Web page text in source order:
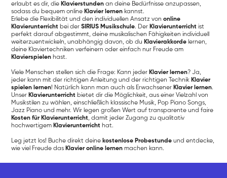
erlaubt es dir, die Klavierstunden an deine Bedürfnisse anzupassen,
sodass du bequem online Klavier lernen kannst.
Erlebe die Flexibilität und den individuellen Ansatz vononline
Klavierunterricht bei derSIRIUS Musikschule. Der Klavierunterricht ist
perfekt darauf abgestimmt, deine musikalischen Fähigkeiten individuell
weiterzuentwickeln, unabhängig davon, ob du Klavierakkorde lernen,
deine Klaviertechniken verfeinern oder einfach nur Freude am
Klavierspielen hast.
Viele Menschen stellen sich die Frage: Kann jeder Klavier lernen? Ja,
jeder kann mit der richtigen Anleitung und der richtigen Technik Klavier
spielen lernen! Natürlich kann man auch als Erwachsener Klavier lernen.
Unser Klavierunterricht bietet dir die Möglichkeit, aus einer Vielzahl von
Musikstilen zu wählen, einschließlich klassische Musik, Pop Piano Songs,
Jazz Piano und mehr. Wir legen großen Wert auf transparente und faire
Kosten für Klavierunterricht, damit jeder Zugang zu qualitativ
hochwertigem Klavierunterricht hat.
Leg jetzt los! Buche direkt deine kostenlose Probestunde und entdecke,
wie viel Freude das Klavier online lernen machen kann.